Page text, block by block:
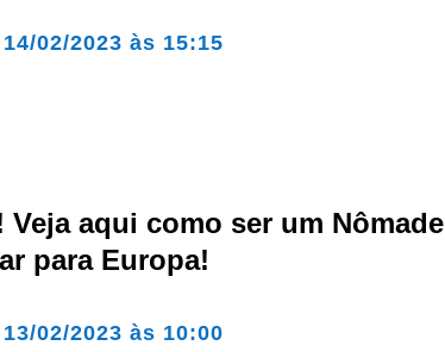
14/02/2023 às 15:15
Veja aqui como ser um Nômade
para Europa!
13/02/2023 às 10:00